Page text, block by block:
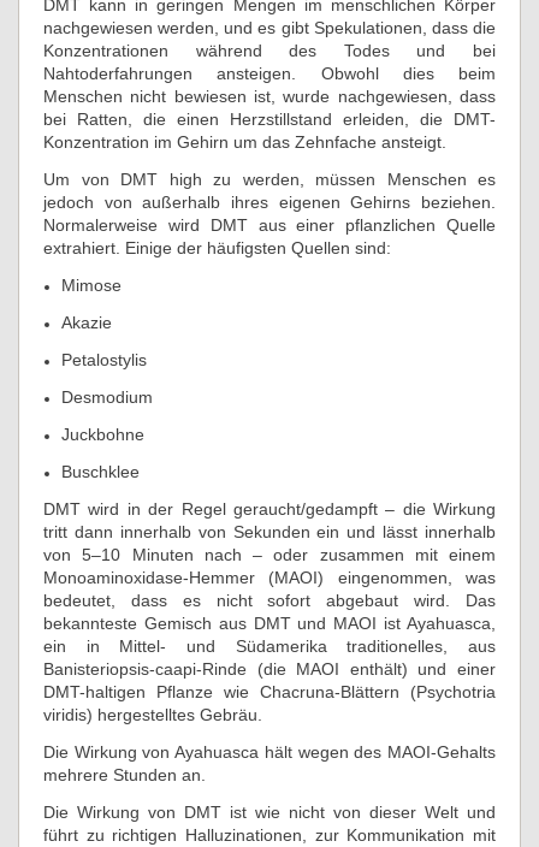
DMT kann in geringen Mengen im menschlichen Körper
nachgewiesen werden, und es gibt Spekulationen, dass die
Konzentrationen während des Todes und bei
Nahtoderfahrungen ansteigen. Obwohl dies beim
Menschen nicht bewiesen ist, wurde nachgewiesen, dass
bei Ratten, die einen Herzstillstand erleiden, die DMT-
Konzentration im Gehirn um das Zehnfache ansteigt.
Um von DMT high zu werden, müssen Menschen es
jedoch von außerhalb ihres eigenen Gehirns beziehen.
Normalerweise wird DMT aus einer pflanzlichen Quelle
extrahiert. Einige der häufigsten Quellen sind:
Mimose
Akazie
Petalostylis
Desmodium
Juckbohne
Buschklee
DMT wird in der Regel geraucht/gedampft – die Wirkung
tritt dann innerhalb von Sekunden ein und lässt innerhalb
von 5–10 Minuten nach – oder zusammen mit einem
Monoaminoxidase-Hemmer (MAOI) eingenommen, was
bedeutet, dass es nicht sofort abgebaut wird. Das
bekannteste Gemisch aus DMT und MAOI ist Ayahuasca,
ein in Mittel- und Südamerika traditionelles, aus
Banisteriopsis-caapi-Rinde (die MAOI enthält) und einer
DMT-haltigen Pflanze wie Chacruna-Blättern (Psychotria
viridis) hergestelltes Gebräu.
Die Wirkung von Ayahuasca hält wegen des MAOI-Gehalts
mehrere Stunden an.
Die Wirkung von DMT ist wie nicht von dieser Welt und
führt zu richtigen Halluzinationen, zur Kommunikation mit